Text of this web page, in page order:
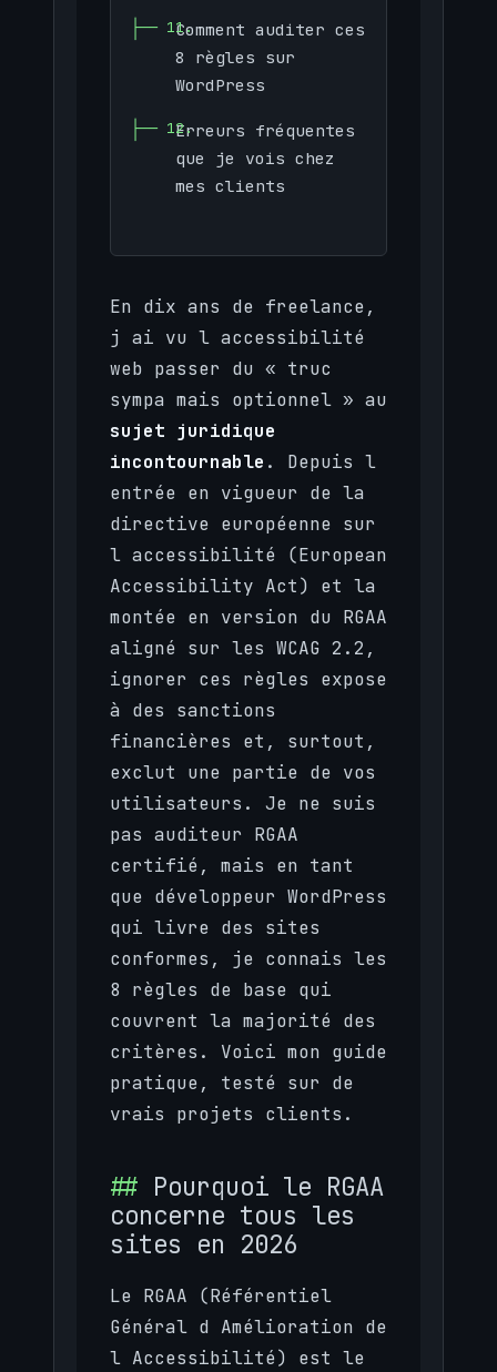
Comment auditer ces
8 règles sur
WordPress
Erreurs fréquentes
que je vois chez
mes clients
En dix ans de freelance,
j ai vu l accessibilité
web passer du « truc
sympa mais optionnel » au
sujet juridique
incontournable . Depuis l
entrée en vigueur de la
directive européenne sur
l accessibilité (European
Accessibility Act) et la
montée en version du RGAA
aligné sur les WCAG 2.2,
ignorer ces règles expose
à des sanctions
financières et, surtout,
exclut une partie de vos
utilisateurs. Je ne suis
pas auditeur RGAA
certifié, mais en tant
que développeur WordPress
qui livre des sites
conformes, je connais les
8 règles de base qui
couvrent la majorité des
critères. Voici mon guide
pratique, testé sur de
vrais projets clients.
Pourquoi le RGAA
concerne tous les
sites en 2026
Le RGAA (Référentiel
Général d Amélioration de
l Accessibilité) est le